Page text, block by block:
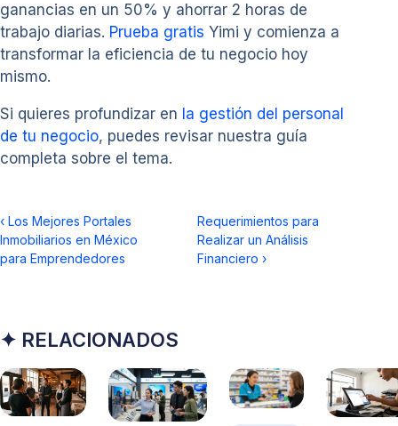
ganancias en un 50% y ahorrar 2 horas de
trabajo diarias. Prueba gratis Yimi y comienza a
transformar la eficiencia de tu negocio hoy
mismo.
Si quieres profundizar en la gestión del personal
de tu negocio, puedes revisar nuestra guía
completa sobre el tema.
‹ Los Mejores Portales
Inmobiliarios en México
para Emprendedores
Requerimientos para
Realizar un Análisis
Financiero ›
✦ RELACIONADOS